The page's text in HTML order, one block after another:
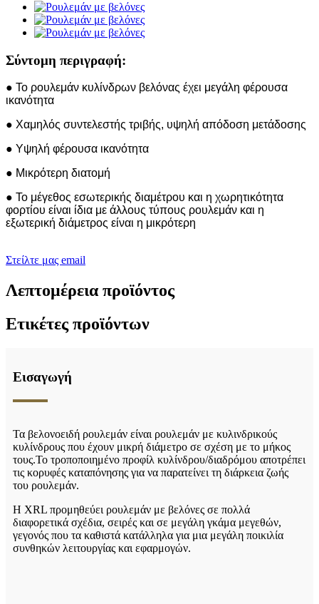
Σύντομη περιγραφή:
● Το ρουλεμάν κυλίνδρων βελόνας έχει μεγάλη φέρουσα
ικανότητα
● Χαμηλός συντελεστής τριβής, υψηλή απόδοση μετάδοσης
● Υψηλή φέρουσα ικανότητα
● Μικρότερη διατομή
● Το μέγεθος εσωτερικής διαμέτρου και η χωρητικότητα
φορτίου είναι ίδια με άλλους τύπους ρουλεμάν και η
εξωτερική διάμετρος είναι η μικρότερη
Στείλτε μας email
Λεπτομέρεια προϊόντος
Ετικέτες προϊόντων
Εισαγωγή
Τα βελονοειδή ρουλεμάν είναι ρουλεμάν με κυλινδρικούς
κυλίνδρους που έχουν μικρή διάμετρο σε σχέση με το μήκος
τους.Το τροποποιημένο προφίλ κυλίνδρου/διαδρόμου αποτρέπει
τις κορυφές καταπόνησης για να παρατείνει τη διάρκεια ζωής
του ρουλεμάν.
Η XRL προμηθεύει ρουλεμάν με βελόνες σε πολλά
διαφορετικά σχέδια, σειρές και σε μεγάλη γκάμα μεγεθών,
γεγονός που τα καθιστά κατάλληλα για μια μεγάλη ποικιλία
συνθηκών λειτουργίας και εφαρμογών.